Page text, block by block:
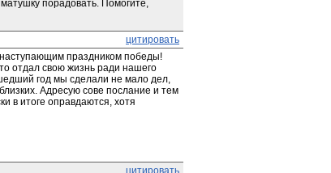
порадовать. Помогите,
цитировать
праздником победы!
отдал свою жизнь ради нашего
год мы сделали не мало дел,
Адресую сове послание и тем
в итоге оправдаются, хотя
цитировать